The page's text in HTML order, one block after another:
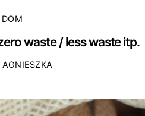
waste / less waste itp.
AGNIESZKA